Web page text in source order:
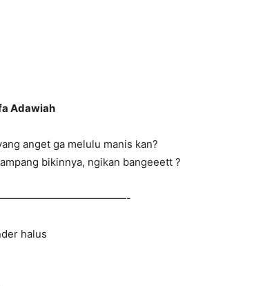
Adawiah
anget ga melulu manis kan?
bikinnya, ngikan bangeeett ?
halus